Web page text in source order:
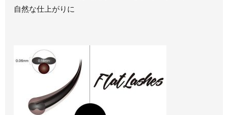
自然な仕上がりに